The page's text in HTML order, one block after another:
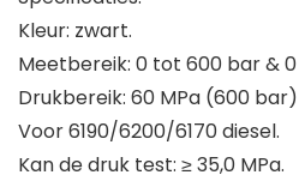
Kleur: zwart.
Meetbereik: 0 tot 600 bar &
Drukbereik: 60 MPa (600 bar)
Voor 6190/6200/6170 diesel.
Kan de druk test: ≥ 35,0 MPa.